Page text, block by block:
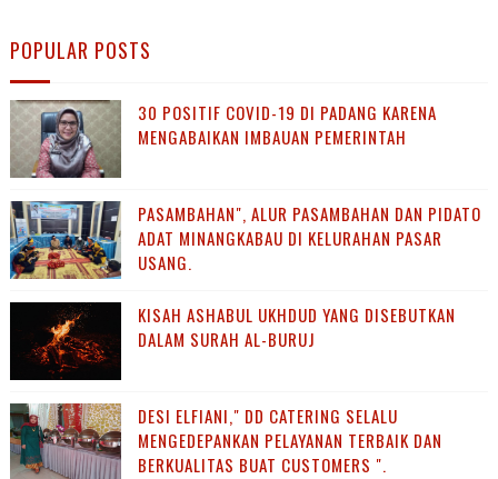
POPULAR POSTS
30 POSITIF COVID-19 DI PADANG KARENA
MENGABAIKAN IMBAUAN PEMERINTAH
PASAMBAHAN", ALUR PASAMBAHAN DAN PIDATO
ADAT MINANGKABAU DI KELURAHAN PASAR
USANG.
KISAH ASHABUL UKHDUD YANG DISEBUTKAN
DALAM SURAH AL-BURUJ
DESI ELFIANI," DD CATERING SELALU
MENGEDEPANKAN PELAYANAN TERBAIK DAN
BERKUALITAS BUAT CUSTOMERS ".